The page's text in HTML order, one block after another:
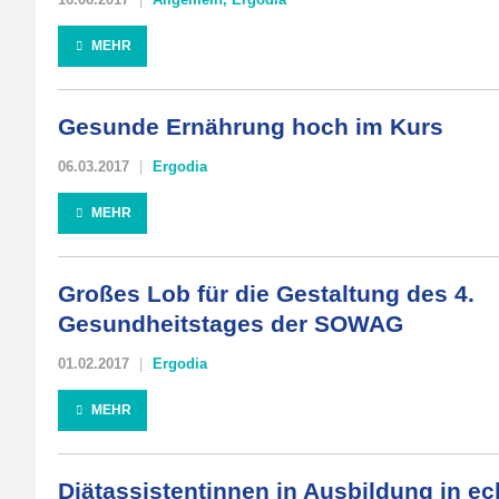
MEHR
Gesunde Ernährung hoch im Kurs
06.03.2017 Ergodia
MEHR
Großes Lob für die Gestaltung des 4.
Gesundheitstages der SOWAG
01.02.2017 Ergodia
MEHR
Diätassistentinnen in Ausbildung in